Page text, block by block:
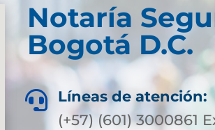
Notaría
Bogotá D.C.

Líneas de atención:
(+57) (601) 3000861